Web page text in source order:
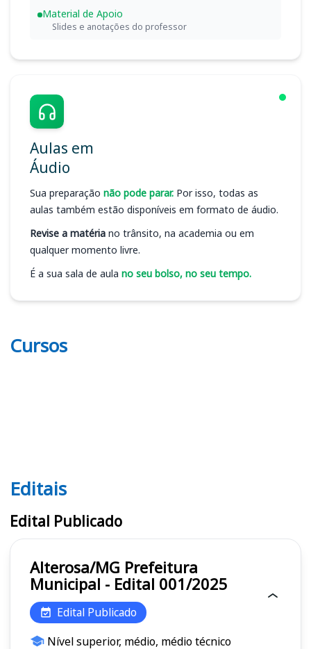
Material de Apoio
Slides e anotações do professor
Aulas em
Áudio
Sua preparação não pode parar. Por isso, todas as
aulas também estão disponíveis em formato de áudio.
Revise a matéria no trânsito, na academia ou em
qualquer momento livre.
É a sua sala de aula no seu bolso, no seu tempo.
Cursos
Editais
Editais
Edital Publicado
Alterosa/MG Prefeitura
Municipal - Edital 001/2025
Edital Publicado
Nível superior, médio, médio técnico